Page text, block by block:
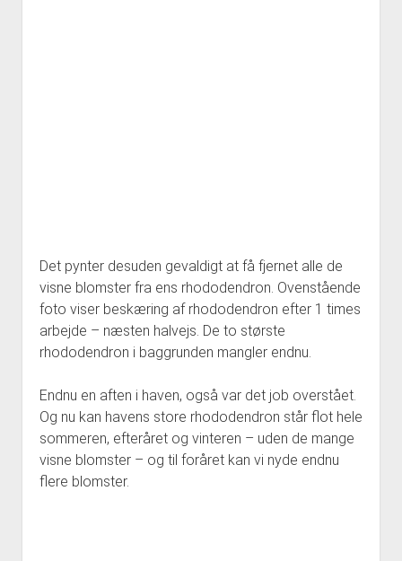
Det pynter desuden gevaldigt at få fjernet alle de
visne blomster fra ens rhododendron. Ovenstående
foto viser beskæring af rhododendron efter 1 times
arbejde – næsten halvejs. De to største
rhododendron i baggrunden mangler endnu.
Endnu en aften i haven, også var det job overstået.
Og nu kan havens store rhododendron står flot hele
sommeren, efteråret og vinteren – uden de mange
visne blomster – og til foråret kan vi nyde endnu
flere blomster.